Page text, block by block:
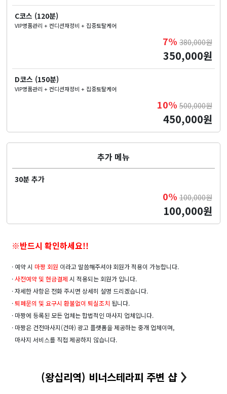
C코스 (120분)
VIP명품관리 + 컨디션재정비 + 집중토탈케어
7% 380,000원
350,000원
D코스 (150분)
VIP명품관리 + 컨디션재정비 + 집중토탈케어
10% 500,000원
450,000원
추가 메뉴
30분 추가
0% 100,000원
100,000원
※반드시 확인하세요!!
· 예약 시 마짱 회원 이라고 말씀해주셔야 회원가 적용이 가능합니다.
·사전예약 및 현금결제 시 적용되는 회원가 입니다.
· 자세한 사항은 전화 주시면 상세히 설명 드리겠습니다.
·퇴폐문의 및 요구시 환불없이 퇴실조치 됩니다.
· 마짱에 등록된 모든 업체는 합법적인 마사지 업체입니다.
· 마짱은 건전마사지(건마) 광고 플랫폼을 제공하는 중개 업체이며,
마사지 서비스를 직접 제공하지 않습니다.
(왕십리역) 비너스테라피 주변 샵